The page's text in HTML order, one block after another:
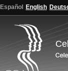
Español English